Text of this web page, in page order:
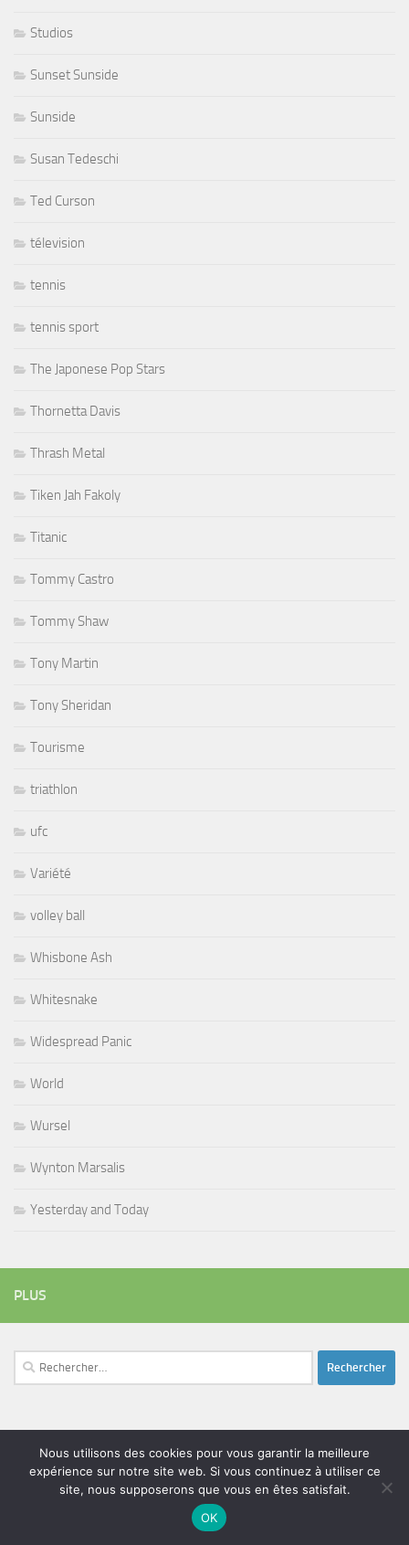
Studios
Sunset Sunside
Sunside
Susan Tedeschi
Ted Curson
télevision
tennis
tennis sport
The Japonese Pop Stars
Thornetta Davis
Thrash Metal
Tiken Jah Fakoly
Titanic
Tommy Castro
Tommy Shaw
Tony Martin
Tony Sheridan
Tourisme
triathlon
ufc
Variété
volley ball
Whisbone Ash
Whitesnake
Widespread Panic
World
Wursel
Wynton Marsalis
Yesterday and Today
PLUS
Rechercher :
adam bomb amar sundy batteur beatles blues blues rock
chanteur coltrane duc des lombards
festival glenn hughes
Nous utilisons des cookies pour vous garantir la meilleure
expérience sur notre site web. Si vous continuez à utiliser ce
site, nous supposerons que vous en êtes satisfait.
OK